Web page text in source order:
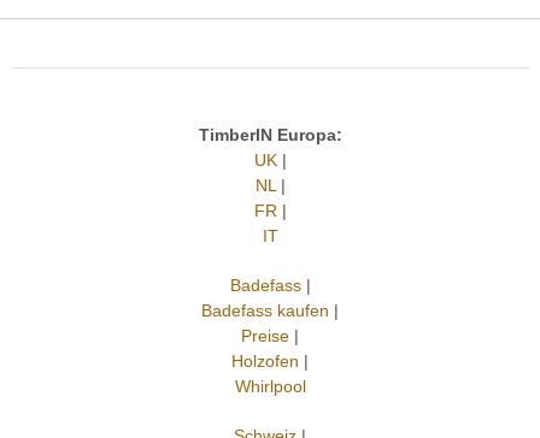
TimberIN Europa:
UK|
NL|
FR|
IT
Badefass|
Badefass kaufen |
Preise |
Holzofen |
Whirlpool